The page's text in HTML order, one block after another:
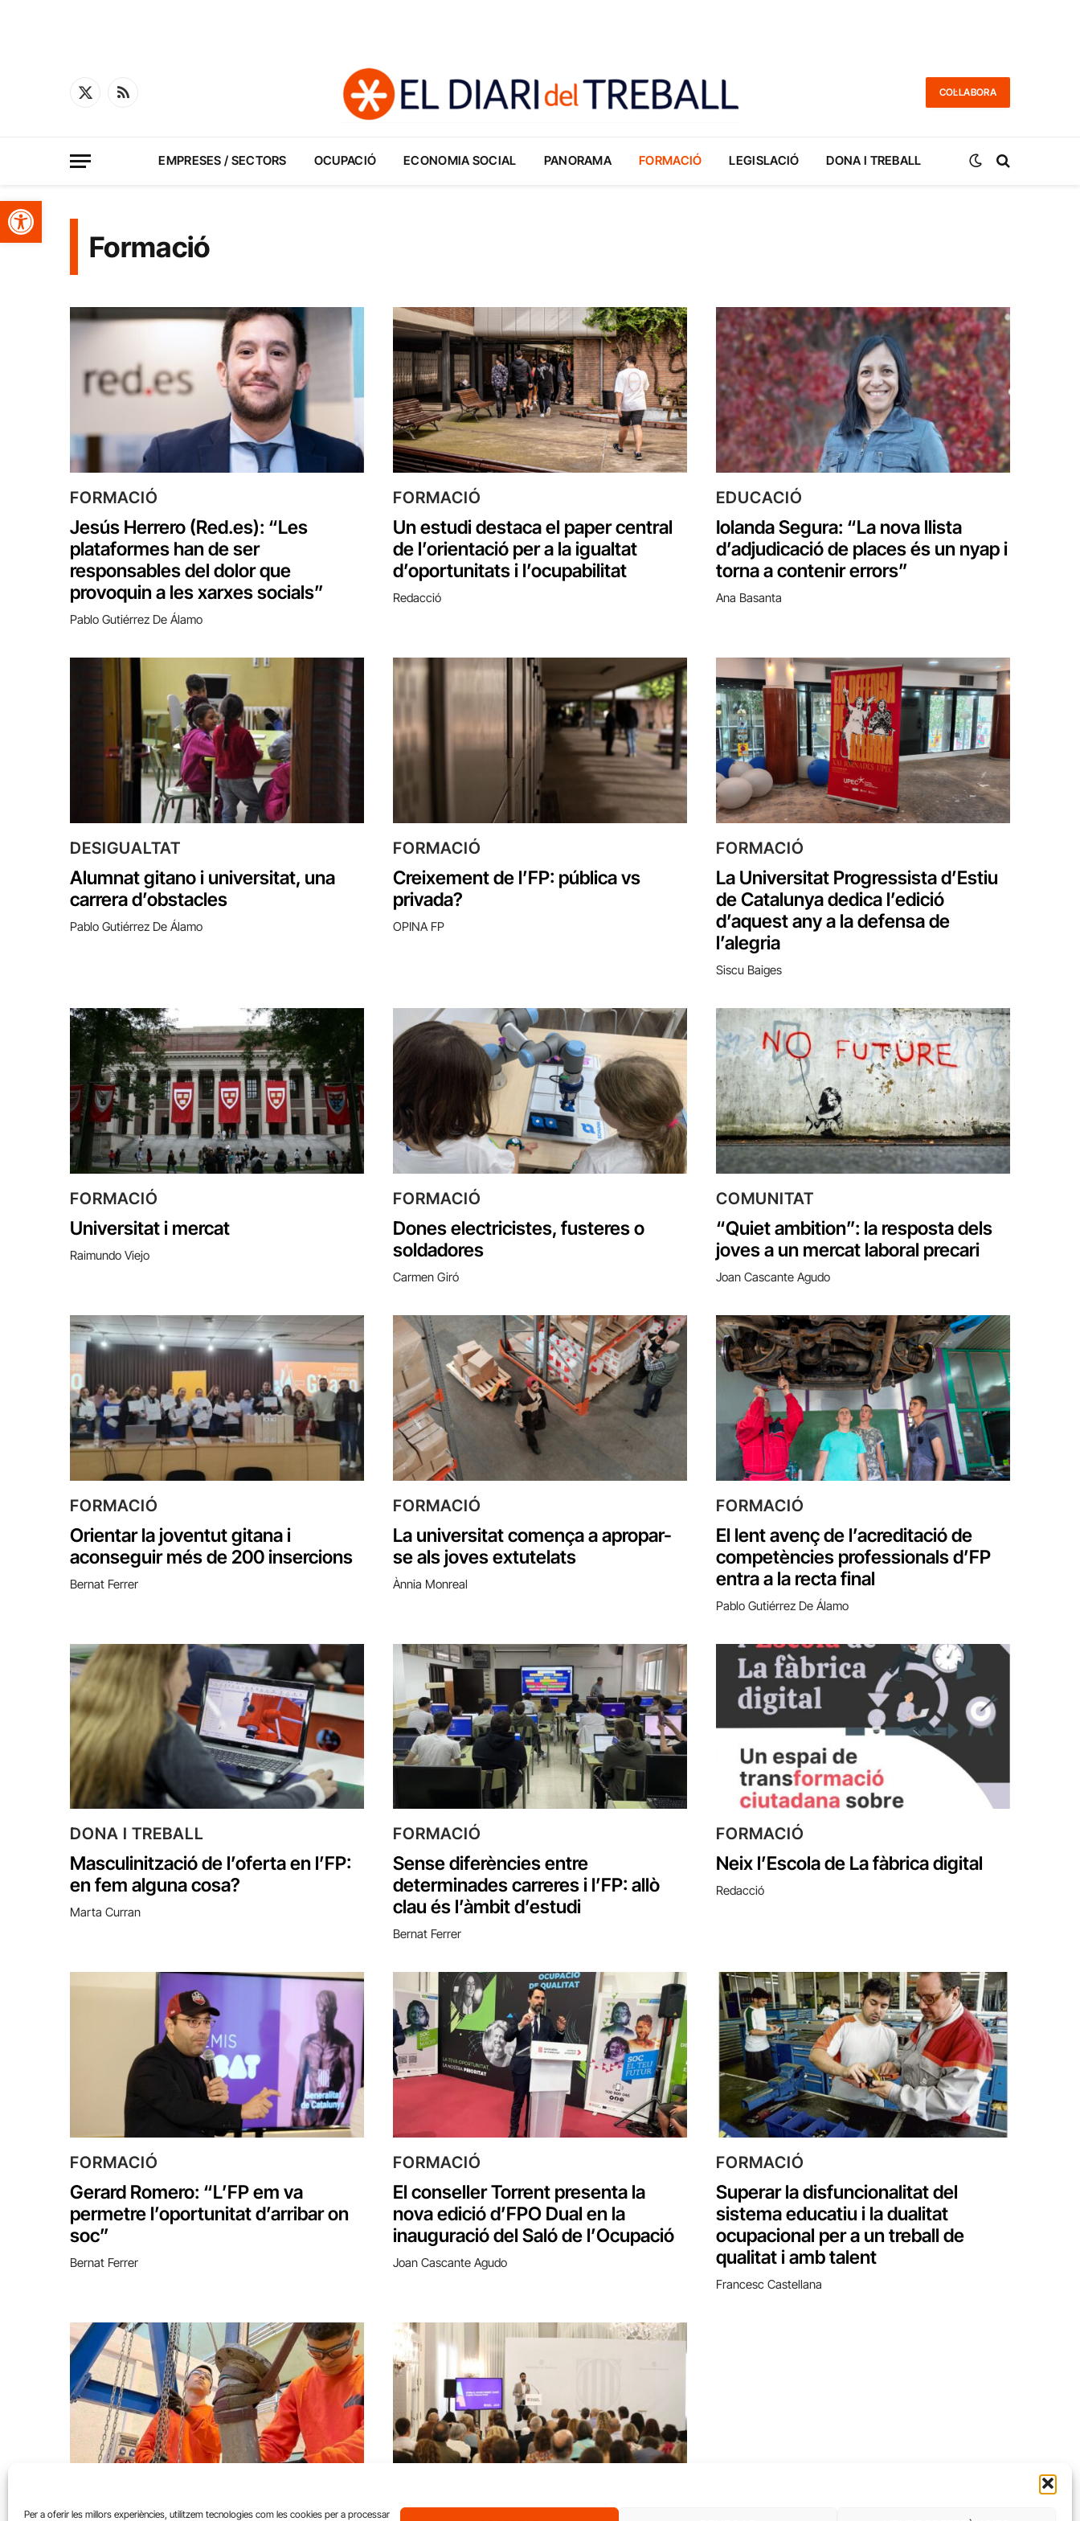
Obre la barra d'eines
Per a oferir les millors experiències, utilitzem tecnologies com les cookies per a processar
X
RSS
COL·LABORA
EMPRESES / SECTORS OCUPACIÓ ECONOMIA SOCIAL PANORAMA FORMACIÓ LEGISLACIÓ DONA I TREBALL
Formació
FORMACIÓ
Jesús Herrero (Red.es): “Les
plataformes han de ser
responsables del dolor que
provoquin a les xarxes socials”
Pablo Gutiérrez De Álamo
FORMACIÓ
Un estudi destaca el paper central
de l’orientació per a la igualtat
d’oportunitats i l’ocupabilitat
Redacció
EDUCACIÓ
Iolanda Segura: “La nova llista
d’adjudicació de places és un nyap i
torna a contenir errors”
Ana Basanta
DESIGUALTAT
Alumnat gitano i universitat, una
carrera d’obstacles
Pablo Gutiérrez De Álamo
FORMACIÓ
Creixement de l’FP: pública vs
privada?
OPINA FP
FORMACIÓ
La Universitat Progressista d’Estiu
de Catalunya dedica l’edició
d’aquest any a la defensa de
l’alegria
Siscu Baiges
FORMACIÓ
Universitat i mercat
Raimundo Viejo
FORMACIÓ
Dones electricistes, fusteres o
soldadores
Carmen Giró
COMUNITAT
“Quiet ambition”: la resposta dels
joves a un mercat laboral precari
Joan Cascante Agudo
FORMACIÓ
Orientar la joventut gitana i
aconseguir més de 200 insercions
Bernat Ferrer
FORMACIÓ
La universitat comença a apropar-
se als joves extutelats
Ànnia Monreal
FORMACIÓ
El lent avenç de l’acreditació de
competències professionals d’FP
entra a la recta final
Pablo Gutiérrez De Álamo
DONA I TREBALL
Masculinització de l’oferta en l’FP:
en fem alguna cosa?
Marta Curran
FORMACIÓ
Sense diferències entre
determinades carreres i l’FP: allò
clau és l’àmbit d’estudi
Bernat Ferrer
FORMACIÓ
Neix l’Escola de La fàbrica digital
Redacció
FORMACIÓ
Gerard Romero: “L’FP em va
permetre l’oportunitat d’arribar on
soc”
Bernat Ferrer
FORMACIÓ
El conseller Torrent presenta la
nova edició d’FPO Dual en la
inauguració del Saló de l’Ocupació
Joan Cascante Agudo
FORMACIÓ
Superar la disfuncionalitat del
sistema educatiu i la dualitat
ocupacional per a un treball de
qualitat i amb talent
Francesc Castellana
FORMACIÓ FORMACIÓ